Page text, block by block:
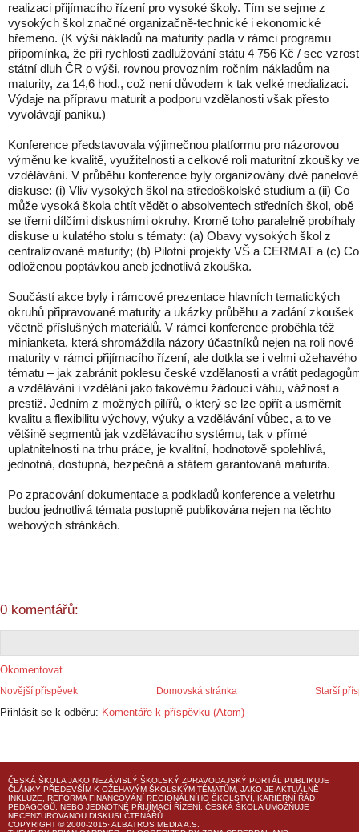
realizaci přijímacího řízení pro vysoké školy. Tím se sejme z
vysokých škol značné organizačně-technické i ekonomické
břemeno. (K výši nákladů na maturity padla v rámci programu
připomínka, že při rychlosti zadlužování státu 4 756 Kč / sec
státní dluh ČR o výši, rovnou provozním ročním nákladům na
maturity, za 14,6 hod., což není důvodem k tak velké medializaci.
Výdaje na přípravu maturit a podporu vzdělanosti však přesto
vyvolávají paniku.)
Konference představovala výjimečnou platformu pro názorovou
výměnu ke kvalitě, využitelnosti a celkové roli maturitní zkoušky ve
vzdělávání. V průběhu konference byly organizovány dvě panelové
diskuse: (i) Vliv vysokých škol na středoškolské studium a (ii) Co
může vysoká škola chtít vědět o absolventech středních škol, obě
se třemi dílčími diskusními okruhy. Kromě toho paralelně probíhaly
diskuse u kulatého stolu s tématy: (a) Obavy vysokých škol z
centralizované maturity; (b) Pilotní projekty VŠ a CERMAT a (c)
odloženou poptávkou aneb jednotlivá zkouška.
Součástí akce byly i rámcové prezentace hlavních tematických
okruhů připravované maturity a ukázky průběhu a zadání zkoušek
včetně příslušných materiálů. V rámci konference proběhla též
minianketa, která shromáždila názory účastníků nejen na roli nové
maturity v rámci přijímacího řízení, ale dotkla se i velmi ožehavého
tématu – jak zabránit poklesu české vzdělanosti a vrátit
a vzdělávání i vzdělání jako takovému žádoucí váhu, vážnost a
prestiž. Jedním z možných pilířů, o který se lze opřít a usměrnit
kvalitu a flexibilitu výchovy, výuky a vzdělávání vůbec, a to ve
většině segmentů jak vzdělávacího systému, tak v přímé
uplatnitelnosti na trhu práce, je kvalitní, hodnotově spolehlivá,
jednotná, dostupná, bezpečná a státem garantovaná maturita.
Po zpracování dokumentace a podkladů konference a veletrhu
budou jednotlivá témata postupně publikována nejen na těchto
webových stránkách.
0 komentářů:
Okomentovat
Novější příspěvek Starší
Domovská stránka
Přihlásit se k odběru: Komentáře k příspěvku (Atom)
ČESKÁ ŠKOLA JAKO NEZÁVISLÝ ŠKOLSKÝ ZPRAVODAJSKÝ PORTÁL PUBLIKUJE
ČLÁNKY PŘEDEVŠÍM K OŽEHAVÝM ŠKOLSKÝM TÉMATŮM, JAKO JE AKTUÁLNĚ
INKLUZE, REFORMA FINANCOVÁNÍ REGIONÁLNÍHO ŠKOLSTVÍ, KARIÉRNÍ ŘÁD
PEDAGOGŮ, NEBO JEDNOTNÉ PŘIJÍMACÍ ŘÍZENÍ. ČESKÁ ŠKOLA UMOŽŇUJE
NECENZUROVANOU DISKUSI ČTENÁŘŮ.
COPYRIGHT © 2000-2015· ALBATROS MEDIA A.S.